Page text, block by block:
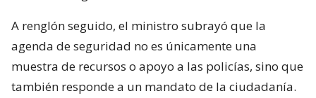
A renglón seguido, el ministro subrayó que la
agenda de seguridad no es únicamente una
muestra de recursos o apoyo a las policías, sino que
también responde a un mandato de la ciudadanía.